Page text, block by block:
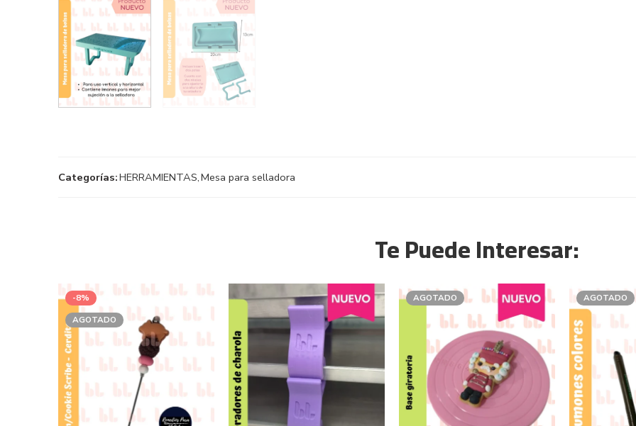
Categorías:HERRAMIENTAS,Mesa para selladora
Te Puede Interesar:
-8%
AGOTADO
AGOTADO AGOTADO